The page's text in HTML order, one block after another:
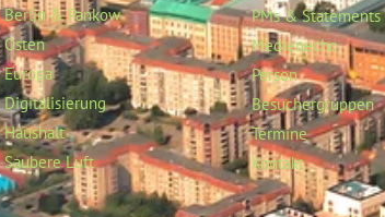
Berlin & Pankow
Osten
Europa
Digitalisierung
Haushalt
Saubere Luft
PMs & Statements
Medienecho
Person
Besuchergruppen
Termine
Kontakt